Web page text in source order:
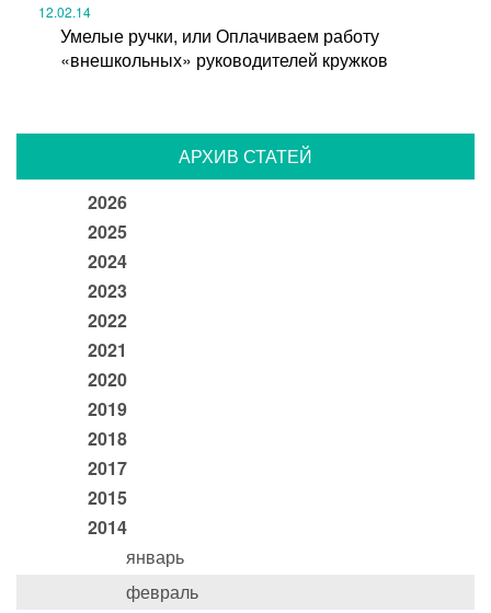
12.02.14
Умелые ручки, или Оплачиваем работу
«внешкольных» руководителей кружков
АРХИВ СТАТЕЙ
2026
2025
2024
2023
2022
2021
2020
2019
2018
2017
2015
2014
январь
февраль